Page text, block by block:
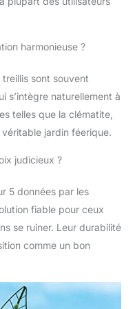
je
harmonieuse ?
sont souvent
s’intègre naturellement à
telles que la clématite,
jardin féerique.
judicieux ?
5 données par les
fiable pour ceux
se ruiner. Leur durabilité
comme un bon